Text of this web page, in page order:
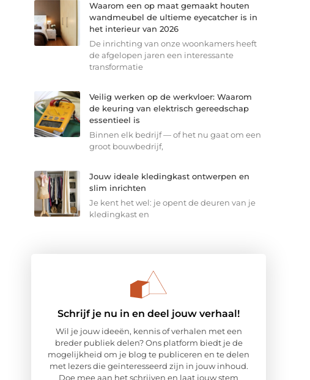
Waarom een op maat gemaakt houten
wandmeubel de ultieme eyecatcher is in
het interieur van 2026
De inrichting van onze woonkamers heeft
de afgelopen jaren een interessante
transformatie
Veilig werken op de werkvloer: Waarom
de keuring van elektrisch gereedschap
essentieel is
Binnen elk bedrijf — of het nu gaat om een
groot bouwbedrijf,
Jouw ideale kledingkast ontwerpen en
slim inrichten
Je kent het wel: je opent de deuren van je
kledingkast en
Schrijf je nu in en deel jouw verhaal!
Wil je jouw ideeën, kennis of verhalen met een
breder publiek delen? Ons platform biedt je de
mogelijkheid om je blog te publiceren en te delen
met lezers die geïnteresseerd zijn in jouw inhoud.
Doe mee aan het schrijven en laat jouw stem